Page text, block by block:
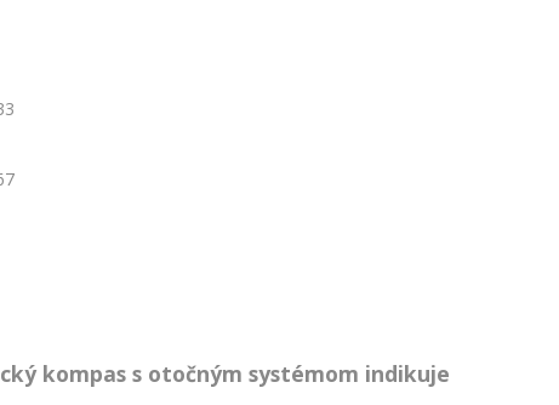
kompas s otočným systémom indikuje